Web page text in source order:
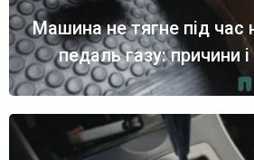
Машина не тягне під час
педаль газу: причини